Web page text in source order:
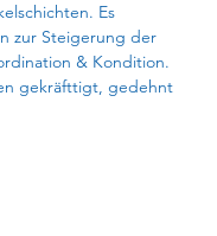
Es
zur Steigerung der
& Kondition.
gekräfttigt, gedehnt